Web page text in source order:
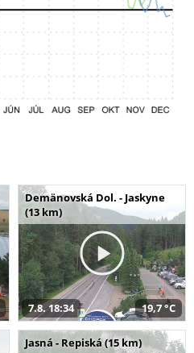
Demänovská Dol. - Jaskyne
(13 km)
7.8. 18:34 19,7 °C
Jasná - Repiská (15 km)